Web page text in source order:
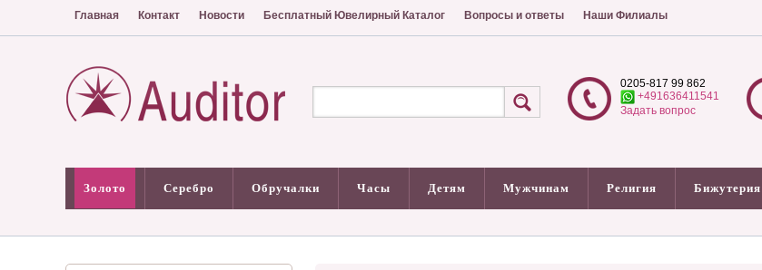
Главная Контакт Новости Бесплатный Ювелирный Каталог Вопросы и ответы Наши Филиалы
0205-817 99 862
+491636411541
Задать вопрос
Золото Серебро Обручалки Часы Детям Мужчинам Религия Бижутерия